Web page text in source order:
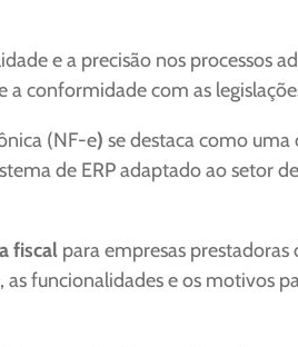
e a precisão nos processos
conformidade com as
(NF-e) se destaca como uma
de ERP adaptado ao setor
fiscal para empresas prestadoras
funcionalidades e os motivos